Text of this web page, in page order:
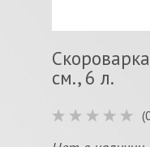
см., 6 л.